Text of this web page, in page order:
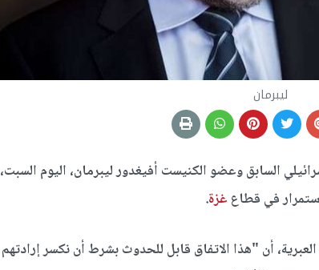
ليبرمان
السابق وعضو الكنيست أفيغدور ليبرمان، اليوم السبت،
في قطاع غزة.
وأضاف ليبرمان في تصريحات نقلتها القناة 13 العبرية، أن "هذا الاتفاق قابل للحدوث بشرط أن نكسر إرادتهم